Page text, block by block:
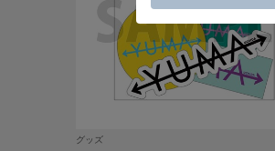
グッズ